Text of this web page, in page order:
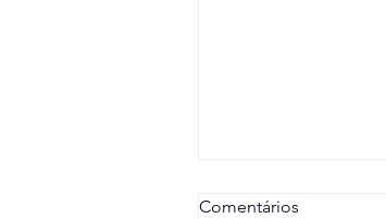
Comentários